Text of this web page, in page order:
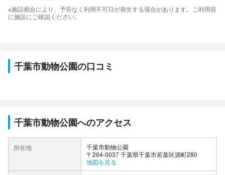
※施設都合により、予告なく利用不可日が発生する場合があります。ご利用前
に施設にご確認ください。
千葉市動物公園の口コミ
千葉市動物公園へのアクセス
所在地
千葉市動物公園
〒264-0037 千葉県千葉市若葉区源町280
地図を見る